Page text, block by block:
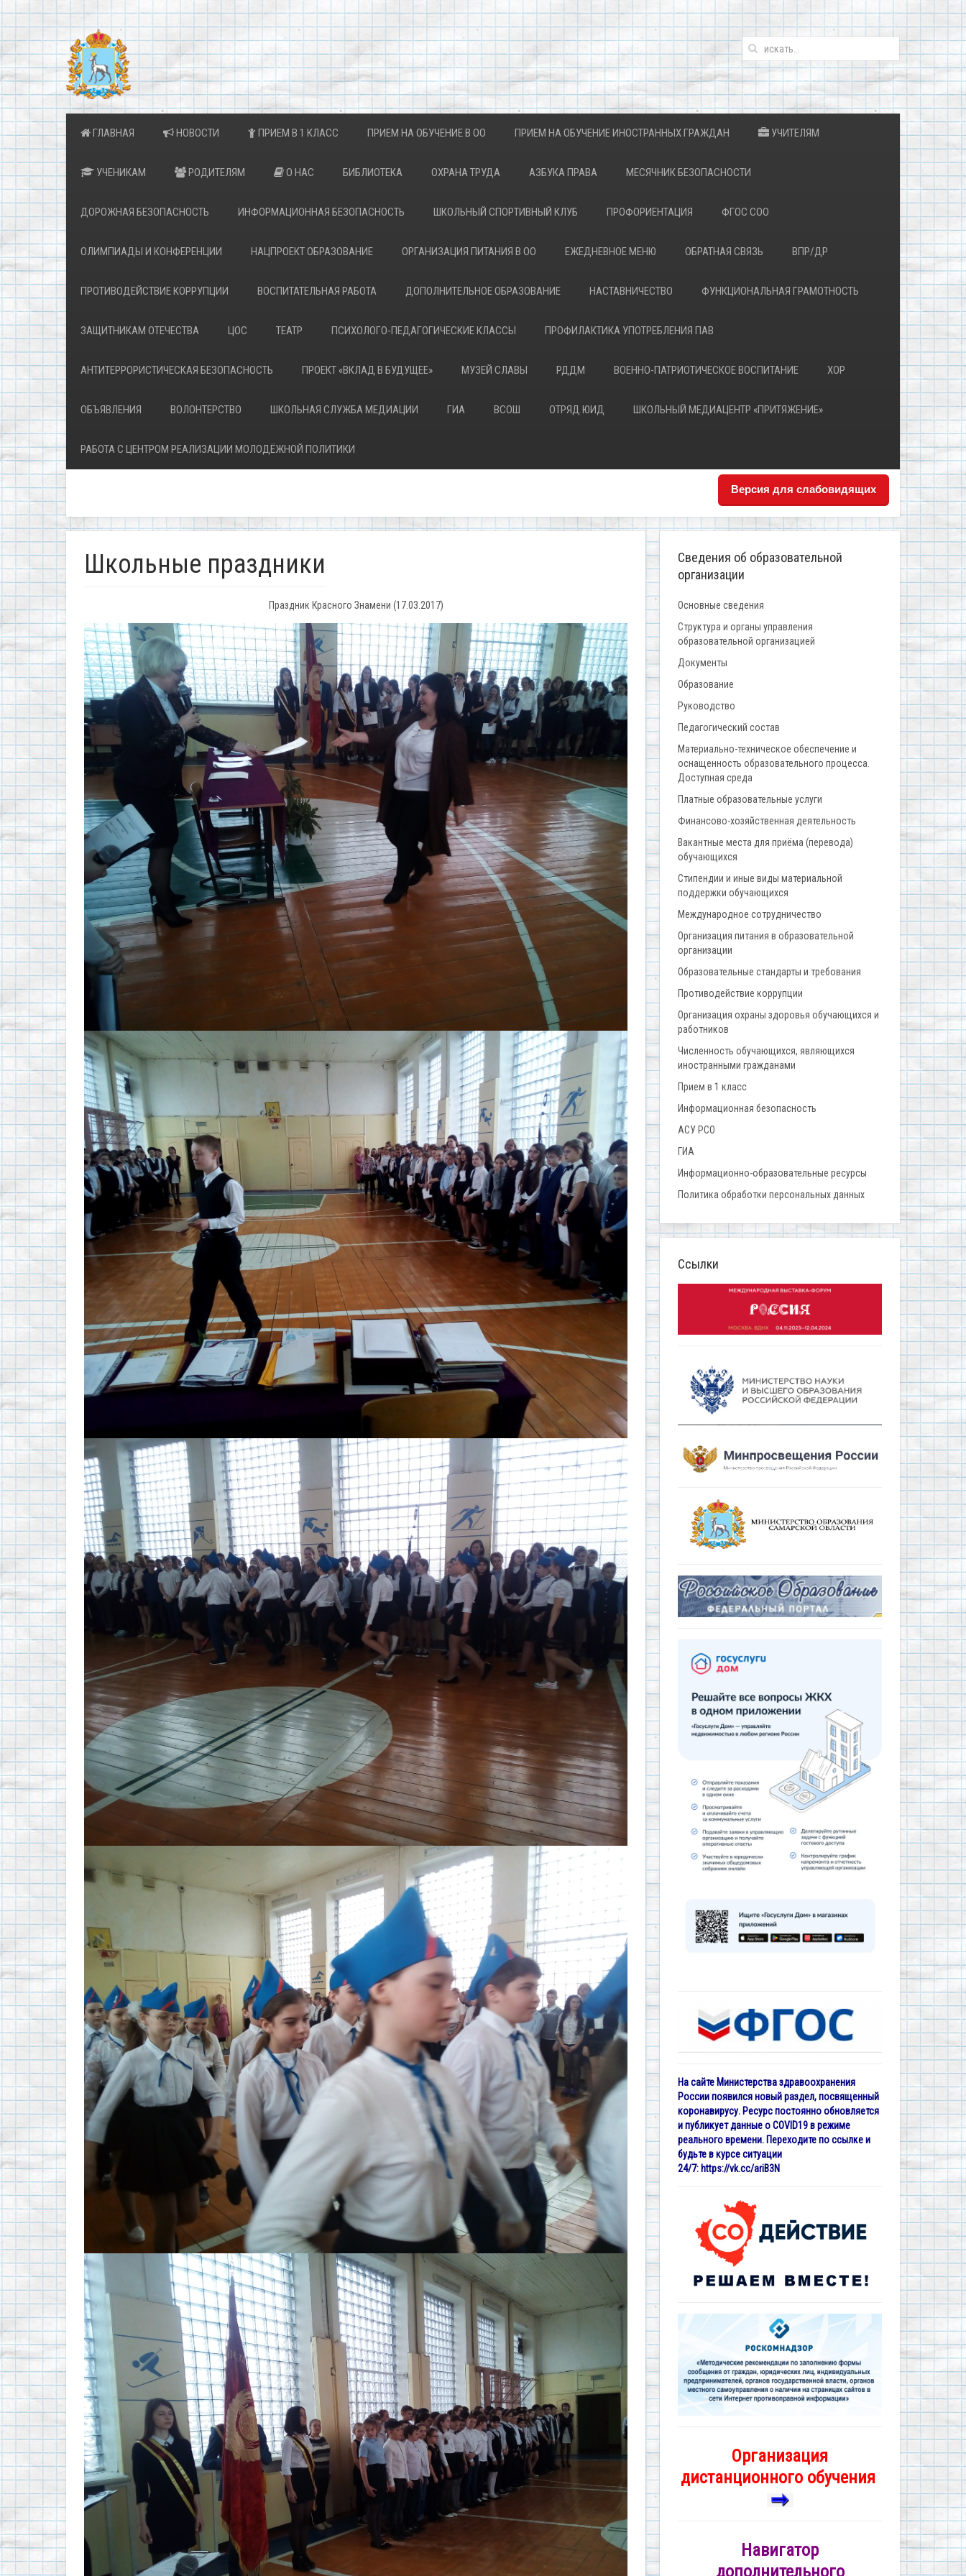
ГЛАВНАЯ НОВОСТИ ПРИЕМ В 1 КЛАСС ПРИЕМ НА ОБУЧЕНИЕ В ОО ПРИЕМ НА ОБУЧЕНИЕ ИНОСТРАННЫХ ГРАЖДАН УЧИТЕЛЯМ
УЧЕНИКАМ РОДИТЕЛЯМ О НАС БИБЛИОТЕКА ОХРАНА ТРУДА АЗБУКА ПРАВА МЕСЯЧНИК БЕЗОПАСНОСТИ
ДОРОЖНАЯ БЕЗОПАСНОСТЬ ИНФОРМАЦИОННАЯ БЕЗОПАСНОСТЬ ШКОЛЬНЫЙ СПОРТИВНЫЙ КЛУБ ПРОФОРИЕНТАЦИЯ ФГОС СОО
ОЛИМПИАДЫ И КОНФЕРЕНЦИИ НАЦПРОЕКТ ОБРАЗОВАНИЕ ОРГАНИЗАЦИЯ ПИТАНИЯ В ОО ЕЖЕДНЕВНОЕ МЕНЮ ОБРАТНАЯ СВЯЗЬ ВПР/ДР
ПРОТИВОДЕЙСТВИЕ КОРРУПЦИИ ВОСПИТАТЕЛЬНАЯ РАБОТА ДОПОЛНИТЕЛЬНОЕ ОБРАЗОВАНИЕ НАСТАВНИЧЕСТВО ФУНКЦИОНАЛЬНАЯ ГРАМОТНОСТЬ
ЗАЩИТНИКАМ ОТЕЧЕСТВА ЦОС ТЕАТР ПСИХОЛОГО-ПЕДАГОГИЧЕСКИЕ КЛАССЫ ПРОФИЛАКТИКА УПОТРЕБЛЕНИЯ ПАВ
АНТИТЕРРОРИСТИЧЕСКАЯ БЕЗОПАСНОСТЬ ПРОЕКТ «ВКЛАД В БУДУЩЕЕ» МУЗЕЙ СЛАВЫ РДДМ ВОЕННО-ПАТРИОТИЧЕСКОЕ ВОСПИТАНИЕ ХОР
ОБЪЯВЛЕНИЯ ВОЛОНТЕРСТВО ШКОЛЬНАЯ СЛУЖБА МЕДИАЦИИ ГИА ВСОШ ОТРЯД ЮИД ШКОЛЬНЫЙ МЕДИАЦЕНТР «ПРИТЯЖЕНИЕ»
РАБОТА С ЦЕНТРОМ РЕАЛИЗАЦИИ МОЛОДЁЖНОЙ ПОЛИТИКИ
Версия для слабовидящих
Школьные праздники
Праздник Красного Знамени (17.03.2017)
Сведения об образовательной
организации
Основные сведения
Структура и органы управления
образовательной организацией
Документы
Образование
Руководство
Педагогический состав
Материально-техническое обеспечение и
оснащенность образовательного процесса.
Доступная среда
Платные образовательные услуги
Финансово-хозяйственная деятельность
Вакантные места для приёма (перевода)
обучающихся
Стипендии и иные виды материальной
поддержки обучающихся
Международное сотрудничество
Организация питания в образовательной
организации
Образовательные стандарты и требования
Противодействие коррупции
Организация охраны здоровья обучающихся и
работников
Численность обучающихся, являющихся
иностранными гражданами
Прием в 1 класс
Информационная безопасность
АСУ РСО
ГИА
Информационно-образовательные ресурсы
Политика обработки персональных данных
Ссылки
На сайте Министерства здравоохранения
России появился новый раздел, посвященный
коронавирусу. Ресурс постоянно обновляется
и публикует данные о COVID19 в режиме
реального времени. Переходите по ссылке и
будьте в курсе ситуации
24/7: https://vk.cc/ariB3N
Организация
дистанционного обучения
Навигатор
дополнительного